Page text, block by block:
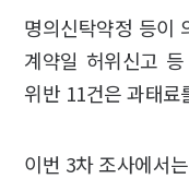
명의신탁약정 등이
계약일 허위신고
위반 11건은 과태료
이번 3차 조사에서